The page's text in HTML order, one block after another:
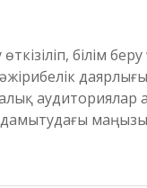
білім беру
дамытудағы